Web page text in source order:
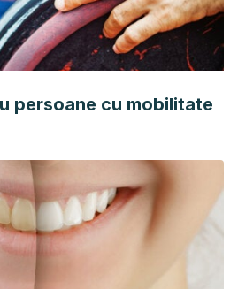
persoane cu mobilitate